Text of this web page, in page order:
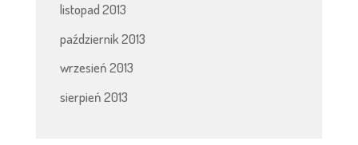
listopad 2013
październik 2013
wrzesień 2013
sierpień 2013